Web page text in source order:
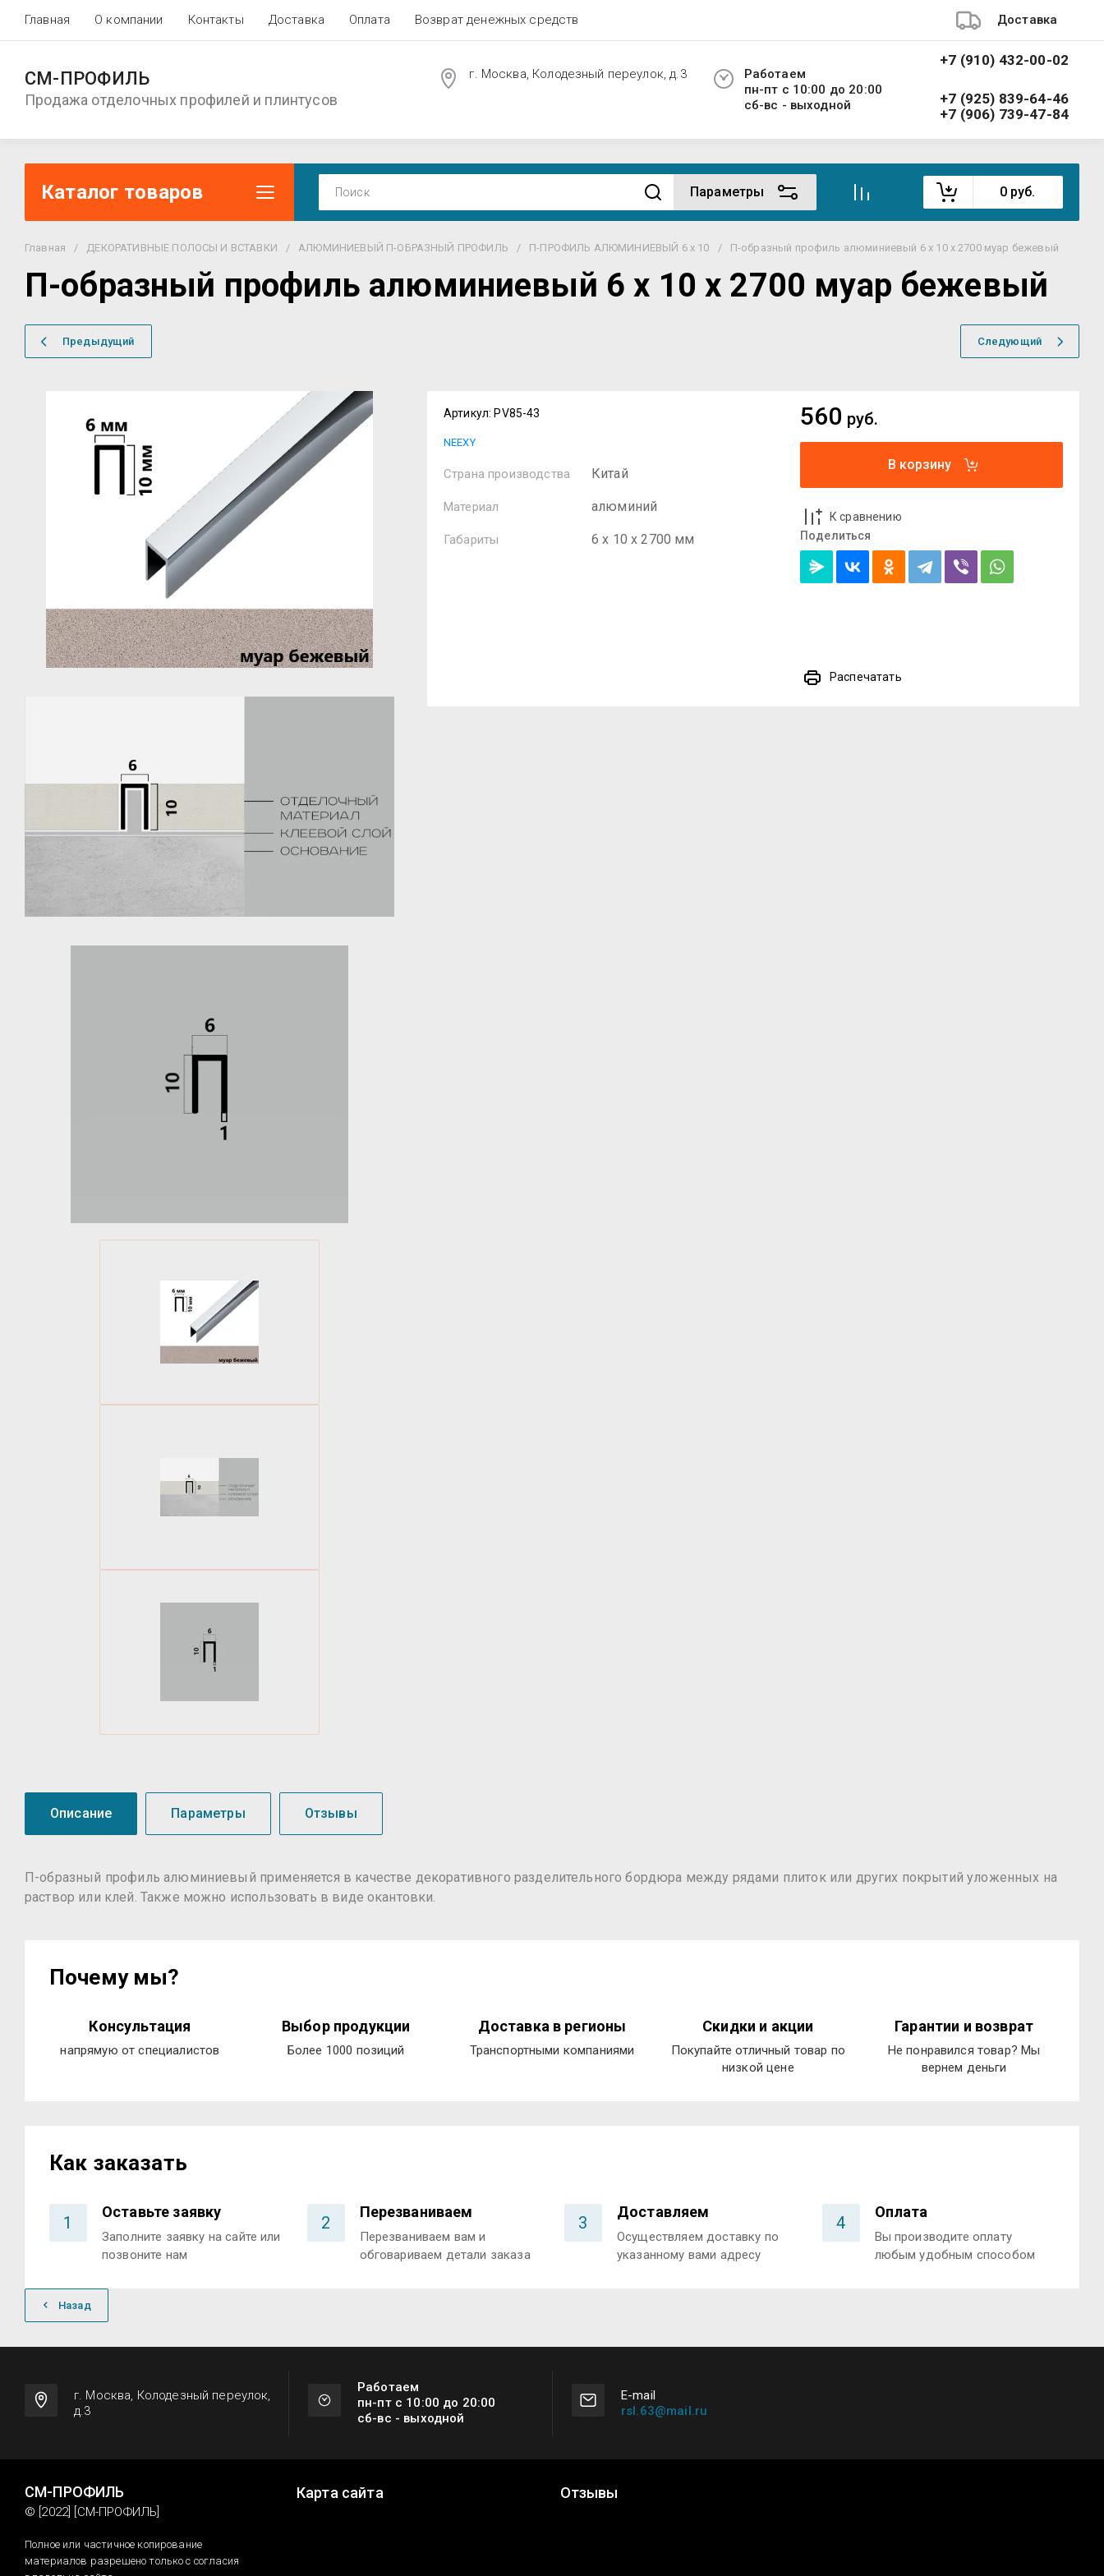
Главная О компании Контакты Доставка Оплата Возврат денежных средств Доставка
СМ-ПРОФИЛЬ
Продажа отделочных профилей и плинтусов
г. Москва, Колодезный переулок, д.3
Работаем
пн-пт с 10:00 до 20:00
сб-вс - выходной
+7 (910) 432-00-02
+7 (925) 839-64-46
+7 (906) 739-47-84
Каталог товаров Параметры 0 руб.
Главная / ДЕКОРАТИВНЫЕ ПОЛОСЫ И ВСТАВКИ / АЛЮМИНИЕВЫЙ П-ОБРАЗНЫЙ ПРОФИЛЬ / П-ПРОФИЛЬ АЛЮМИНИЕВЫЙ 6 х 10 / П-образный профиль алюминиевый 6 х 10 х 2700 муар бежевый
П-образный профиль алюминиевый 6 х 10 х 2700 муар бежевый
Предыдущий Следующий
Артикул: PV85-43
NEEXY
Страна производства Китай
Материал алюминий
Габариты 6 х 10 х 2700 мм
560 руб.
В корзину
К сравнению
Поделиться
Распечатать
Описание Параметры Отзывы
П-образный профиль алюминиевый применяется в качестве декоративного разделительного бордюра между рядами плиток или других покрытий уложенных на
раствор или клей. Также можно использовать в виде окантовки.
Почему мы?
Консультация
напрямую от специалистов
Выбор продукции
Более 1000 позиций
Доставка в регионы
Транспортными компаниями
Скидки и акции
Покупайте отличный товар по
низкой цене
Гарантии и возврат
Не понравился товар? Мы
вернем деньги
Как заказать
1
Оставьте заявку
Заполните заявку на сайте или
позвоните нам
2
Перезваниваем
Перезваниваем вам и
обговариваем детали заказа
3
Доставляем
Осуществляем доставку по
указанному вами адресу
4
Оплата
Вы производите оплату
любым удобным способом
Назад
г. Москва, Колодезный переулок,
д.3
Работаем
пн-пт с 10:00 до 20:00
сб-вс - выходной
Е-mail
rsl.63@mail.ru
СМ-ПРОФИЛЬ
© [2022] [СМ-ПРОФИЛЬ]
Полное или частичное копирование
материалов разрешено только с согласия
Карта сайта Отзывы